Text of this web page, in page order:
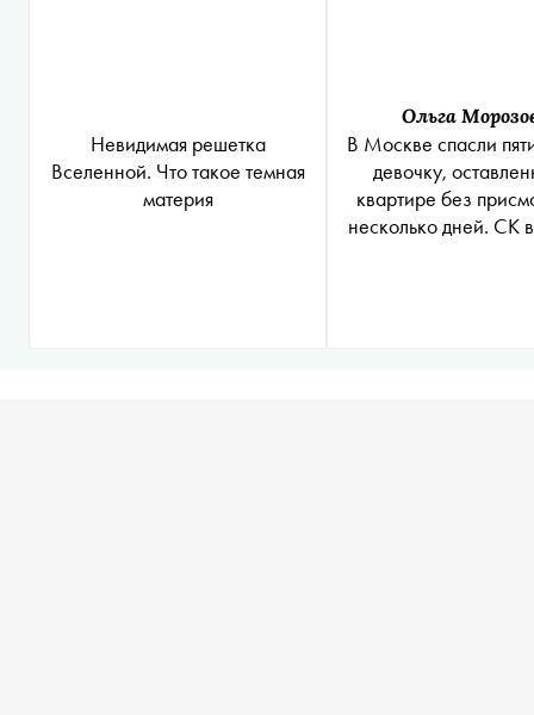
Невидимая решетка
Вселенной. Что такое темная
материя
Ольга
В Москве спасли
девочку,
квартире без
несколько дней. СК